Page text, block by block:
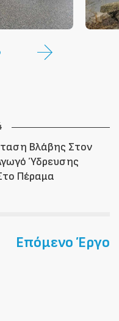
Βλάβης Στον
Ύδρευσης
Πέραμα
Επόμενο Έργο